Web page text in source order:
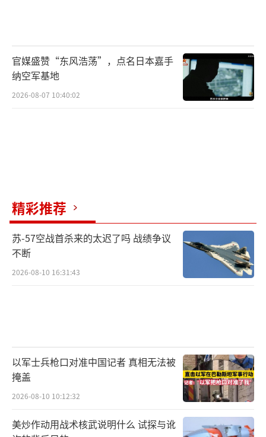
官媒盛赞“东风浩荡”，点名日本嘉手
纳空军基地
2026-08-07 10:40:02
精彩推荐
苏-57空战首杀来的太迟了吗 战绩争议
不断
2026-08-10 16:31:43
以军士兵枪口对准中国记者 真相无法被
掩盖
2026-08-10 10:12:32
美炒作动用战术核武说明什么 试探与讹